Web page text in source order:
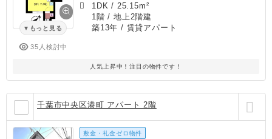
もっと見る
35人検討中
1DK / 25.15m²
1階 / 地上2階建
築13年 / 賃貸アパート
人気上昇中！注目の物件です！
千葉市中央区港町 アパート 2階
敷金・礼金ゼロ物件